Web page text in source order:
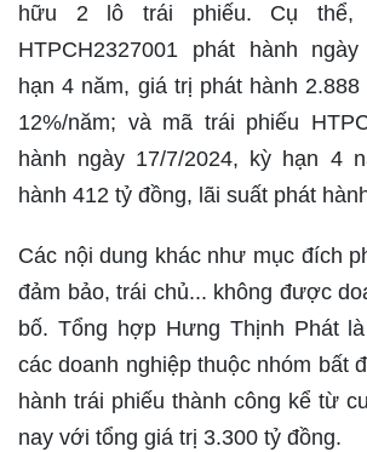
hữu 2 lô trái phiếu. Cụ thể,
HTPCH2327001 phát hành
hạn 4 năm, giá trị phát hành
12%/năm; và mã trái phiếu
hành ngày 17/7/2024, kỳ hạn 4
hành 412 tỷ đồng, lãi suất phát
Các nội dung khác như mục đích
đảm bảo, trái chủ... không được
bố. Tổng hợp Hưng Thịnh Phát
các doanh nghiệp thuộc nhóm bất
hành trái phiếu thành công kể từ
nay với tổng giá trị 3.300 tỷ đồng.